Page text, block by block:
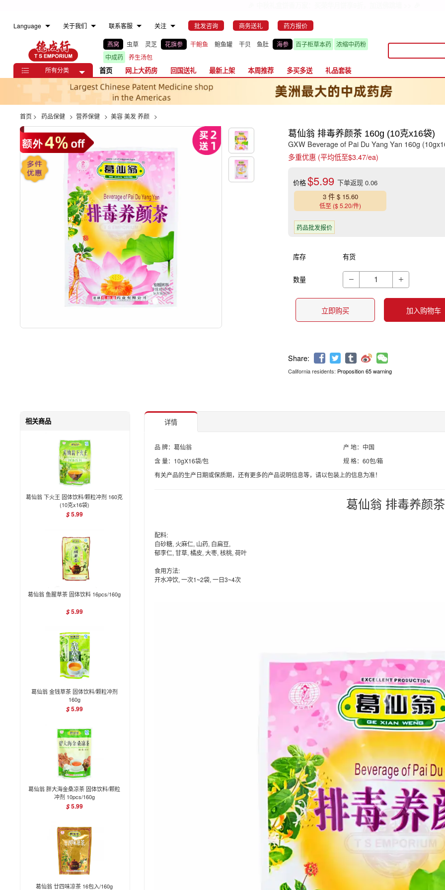
Language 关于我们 联系客服 关注 批发咨询 商务送礼 药方报价
燕窝 虫草 灵芝 花旗参 干鲍鱼 鲍鱼罐 干贝 鱼肚 海参 百子柜草本药
浓缩中药粉
中成药
养生汤包
 所有分类 首页 网上大药房 回国送礼 最新上架 本周推荐 多买多送 礼品套装
首页 > 药品保健 > 营养保健 > 美容 美发 养颜 >
葛仙翁 排毒养颜茶 160g (10克x16袋)
GXW Beverage of Pai Du Yang Yan 160g
多重优惠 (平均低至$3.47/ea)
价格$5.99下单返现 0.06
3 件 $ 15.60
低至 ($ 5.20/件)
药品批发报价
库存 有货
数量  
立即购买 加入购物车
California residents: Proposition 65 warning
相关商品
葛仙翁 下火王 固体饮料/颗粒冲剂 160克
(10克x16袋)
$5.99
葛仙翁 鱼腥草茶 固体饮料 16pcs/160g
$5.99
葛仙翁 金钱草茶 固体饮料/颗粒冲剂
160g
$5.99
葛仙翁 胖大海金桑凉茶 固体饮料/颗粒
冲剂 10pcs/160g
$5.99
葛仙翁 廿四味凉茶 16包入/160g
详情
品 牌：葛仙翁
产 地：中国
含 量：10gX16袋/包
规 格：60包/箱
有关产品的生产日期或保质期，还有更多的产品说明信息等，请以包装上的信息为准！
葛仙翁 排毒养颜茶
配料:
白砂糖, 火麻仁, 山药, 白扁豆,
郁李仁, 甘草, 橘皮, 大枣, 核桃, 荷叶
食用方法:
开水冲饮, 一次1~2袋, 一日3~4次